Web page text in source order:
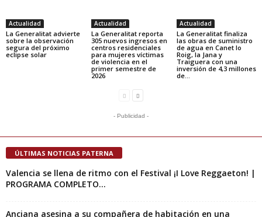
Actualidad
La Generalitat advierte
sobre la observación
segura del próximo
eclipse solar
Actualidad
La Generalitat reporta
305 nuevos ingresos en
centros residenciales
para mujeres víctimas
de violencia en el
primer semestre de
2026
Actualidad
La Generalitat finaliza
las obras de suministro
de agua en Canet lo
Roig, la Jana y
Traiguera con una
inversión de 4,3 millones
de...
- Publicidad -
ÚLTIMAS NOTICIAS PATERNA
Valencia se llena de ritmo con el Festival ¡I Love Reggaeton! |
PROGRAMA COMPLETO...
Anciana asesina a su compañera de habitación en una